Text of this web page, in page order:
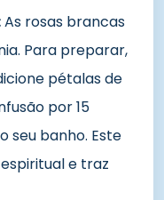
As rosas brancas
Para preparar,
pétalas de
por 15
seu banho. Este
e traz